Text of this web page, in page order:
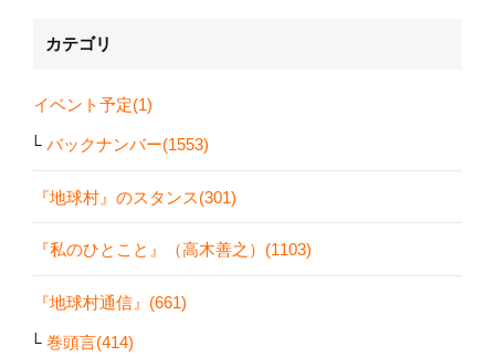
カテゴリ
イベント予定(1)
バックナンバー(1553)
『地球村』のスタンス(301)
『私のひとこと』（高木善之）(1103)
『地球村通信』(661)
巻頭言(414)